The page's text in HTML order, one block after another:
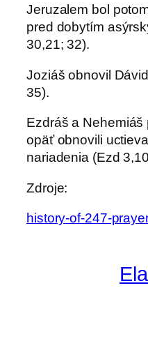
Jeruzalem bol
pred dobytím
30,21; 32).
Joziáš obnovil
35).
Ezdráš a
opäť obnovili
nariadenia (Ezd
Zdroje:
history-of-247-